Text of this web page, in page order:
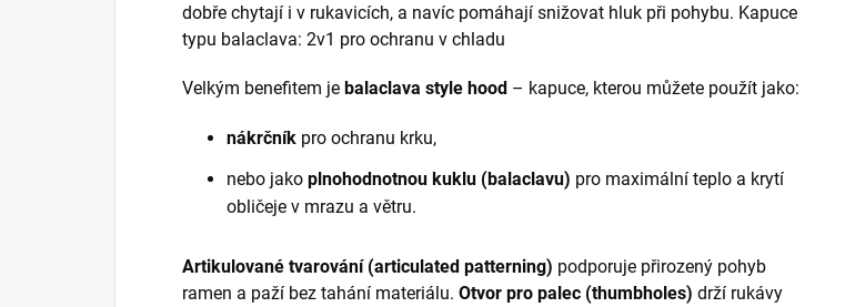
dobře chytají i v rukavicích, a navíc pomáhají snižovat hluk při pohybu. Kapuce
typu balaclava: 2v1 pro ochranu v chladu
Velkým benefitem je balaclava style hood – kapuce, kterou můžete použít jako:
nákrčník pro ochranu krku,
nebo jako plnohodnotnou kuklu (balaclavu) pro maximální teplo a krytí
obličeje v mrazu a větru.
Artikulované tvarování (articulated patterning) podporuje přirozený pohyb
ramen a paží bez tahání materiálu. Otvor pro palec (thumbholes) drží rukávy